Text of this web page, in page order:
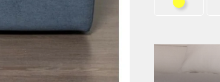
Amarelo